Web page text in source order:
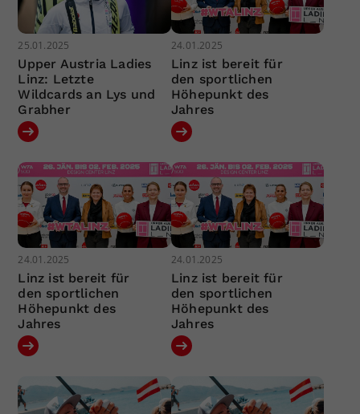
25.01.2025
Upper Austria Ladies
Linz: Letzte
Wildcards an Lys und
Grabher
24.01.2025
Linz ist bereit für
den sportlichen
Höhepunkt des
Jahres
24.01.2025
Linz ist bereit für
den sportlichen
Höhepunkt des
Jahres
24.01.2025
Linz ist bereit für
den sportlichen
Höhepunkt des
Jahres